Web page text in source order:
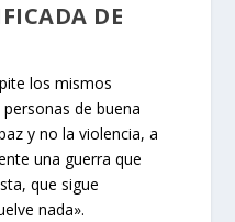
DE
los mismos
de buena
y no la violencia, a
una guerra que
que sigue
nada».